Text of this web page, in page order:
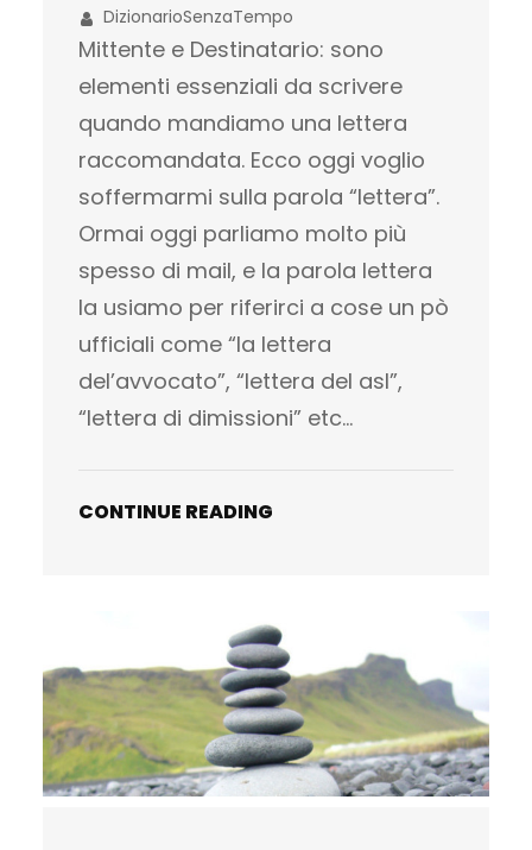
DizionarioSenzaTempo
Mittente e Destinatario: sono
elementi essenziali da scrivere
quando mandiamo una lettera
raccomandata. Ecco oggi voglio
soffermarmi sulla parola “lettera”.
Ormai oggi parliamo molto più
spesso di mail, e la parola lettera
la usiamo per riferirci a cose un pò
ufficiali come “la lettera
del’avvocato”, “lettera del asl”,
“lettera di dimissioni” etc…
CONTINUE READING